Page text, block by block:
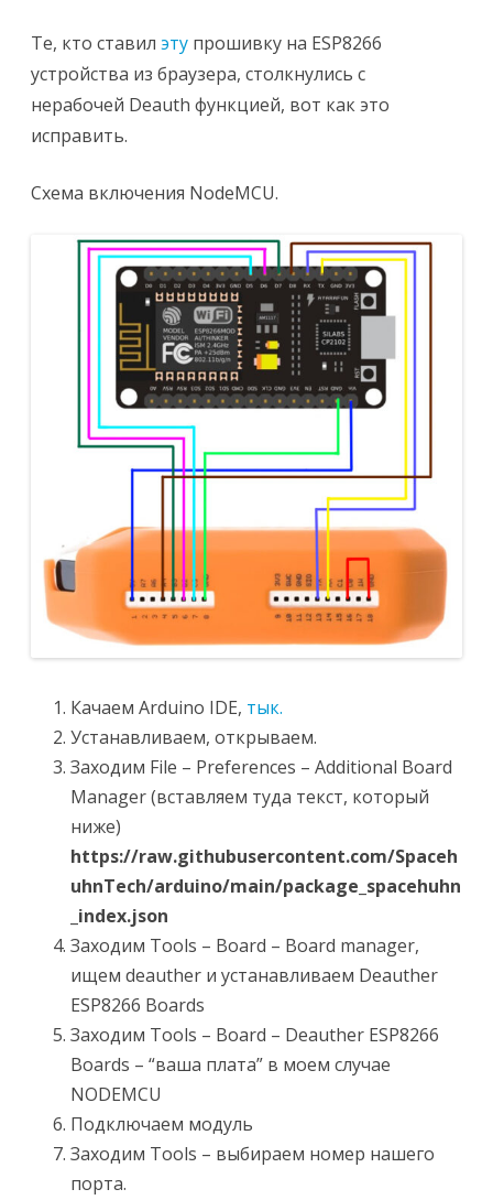
Те, кто ставил эту прошивку на ESP8266
устройства из браузера, столкнулись с
нерабочей Deauth функцией, вот как это
исправить.
Схема включения NodeMCU.
Качаем Arduino IDE, тык.
Устанавливаем, открываем.
Заходим File – Preferences – Additional Board
Manager (вставляем туда текст, который
ниже)
https://raw.githubusercontent.com/Spaceh
uhnTech/arduino/main/package_spacehuhn
_index.json
Заходим Tools – Board – Board manager,
ищем deauther и устанавливаем Deauther
ESP8266 Boards
Заходим Tools – Board – Deauther ESP8266
Boards – “ваша плата” в моем случае
NODEMCU
Подключаем модуль
Заходим Tools – выбираем номер нашего
порта.